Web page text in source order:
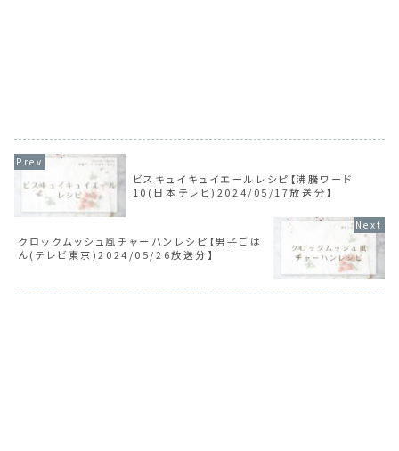
ビスキュイキュイエールレシピ【沸騰ワード
10(日本テレビ)2024/05/17放送分】
クロックムッシュ風チャーハンレシピ【男子ごは
ん(テレビ東京)2024/05/26放送分】